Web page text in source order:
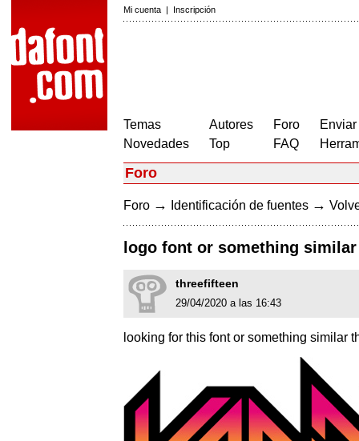
Mi cuenta | Inscripción
Temas
Novedades
Autores
Top
Foro
FAQ
Foro
Foro → Identificación de fuentes →
logo font or something similar
threefifteen
29/04/2020 a las 16:43
looking for this font or something similar